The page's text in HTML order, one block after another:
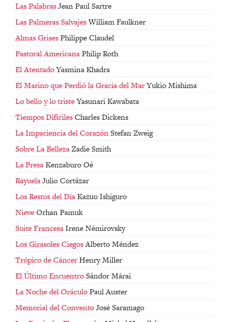
Las PalabrasJean Paul Sartre
Las Palmeras SalvajesWilliam Faulkner
Almas GrisesPhilippe Claudel
Pastoral AmericanaPhilip Roth
El AtentadoYasmina Khadra
El Marino que Perdió la Gracia del MarYukio Mishima
Lo bello y lo tristeYasunari Kawabata
Tiempos DifícilesCharles Dickens
La Impaciencia del CorazónStefan Zweig
Sobre La BellezaZadie Smith
La PresaKenzaburo Oé
RayuelaJulio Cortázar
Los Restos del DíaKazuo Ishiguro
NieveOrhan Pamuk
Suite FrancesaIrene Némirovsky
Los Girasoles CiegosAlberto Méndez
Trópico de CáncerHenry Miller
El Último EncuentroSándor Márai
La Noche del OráculoPaul Auster
Memorial del ConventoJosé Saramago